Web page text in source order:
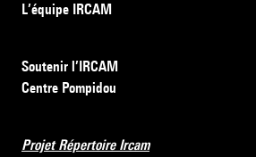
L’équipe IRCAM
Soutenir l’IRCAM
Centre Pompidou
Projet Répertoire Ircam